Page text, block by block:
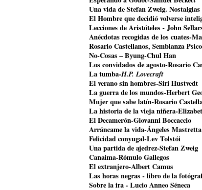
Una vida de Stefan Zweig.
El Hombre que decidió volverse
Lecciones de Aristóteles - John
Anécdotas recogidas de los cuates-
Rosario Castellanos, Semblanza
No-Cosas – Byung-Chul Han
Los convidados de agosto-Rosario
La tumba-H.P. Lovecraft
El verano sin hombres-Siri Hustvedt
La guerra de los mundos-Herbert
Mujer que sabe latín-Rosario
La historia de la vieja niñera-
El Decamerón-Giovanni Boccaccio
Arráncame la vida-Ángeles Mastretta
Felicidad conyugal-Lev Tolstói
Una partida de ajedrez-Stefan Zweig
Canaima-Rómulo Gallegos
El extranjero-Albert Camus
Las horas negras - libro de la
Sobre la ira - Lucio Anneo Séneca